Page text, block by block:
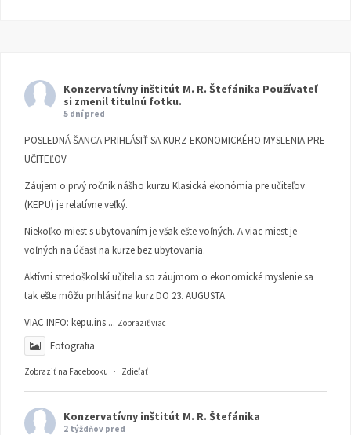
Konzervatívny inštitút M. R. Štefánika Používateľ
si zmenil titulnú fotku.
5 dní pred
POSLEDNÁ ŠANCA PRIHLÁSIŤ SA KURZ EKONOMICKÉHO MYSLENIA PRE
UČITEĽOV
Záujem o prvý ročník nášho kurzu Klasická ekonómia pre učiteľov
(KEPU) je relatívne veľký.
Niekoľko miest s ubytovaním je však ešte voľných. A viac miest je
voľných na účasť na kurze bez ubytovania.
Aktívni stredoškolskí učitelia so záujmom o ekonomické myslenie sa
tak ešte môžu prihlásiť na kurz DO 23. AUGUSTA.
VIAC INFO: kepu.ins ... Zobraziť viac
Fotografia
Zobraziť na Facebooku · Zdieľať
Konzervatívny inštitút M. R. Štefánika
2 týždňov pred